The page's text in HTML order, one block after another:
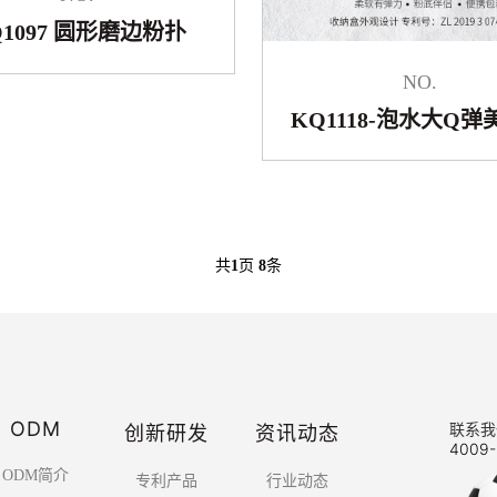
圆形磨边粉扑
NO.
KQ1118-泡水大Q弹
共1 页 8条
ODM
ODM简介
创新研发
专利产品
资讯动态
行业动态
联系